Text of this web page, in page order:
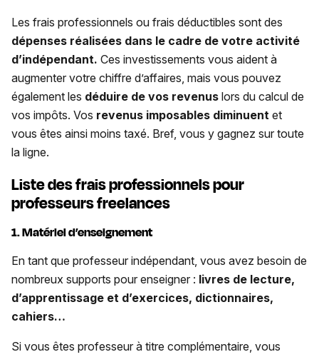
Les frais professionnels ou frais déductibles sont des
dépenses réalisées dans le cadre de votre activité
d’indépendant. Ces investissements vous aident à
augmenter votre chiffre d’affaires, mais vous pouvez
également les déduire de vos revenus lors du calcul de
vos impôts. Vos revenus imposables diminuent et
vous êtes ainsi moins taxé. Bref, vous y gagnez sur toute
la ligne.
Liste des frais professionnels pour
professeurs freelances
1. Matériel d’enseignement
En tant que professeur indépendant, vous avez besoin de
nombreux supports pour enseigner : livres de lecture,
d’apprentissage et d’exercices, dictionnaires,
cahiers…
Si vous êtes professeur à titre complémentaire, vous